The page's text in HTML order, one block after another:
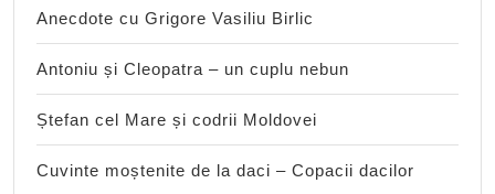
Anecdote cu Grigore Vasiliu Birlic
Antoniu și Cleopatra – un cuplu nebun
Ștefan cel Mare și codrii Moldovei
Cuvinte moștenite de la daci – Copacii dacilor